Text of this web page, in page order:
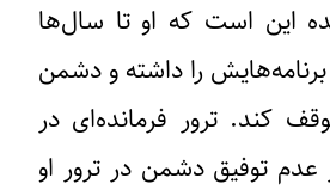
این است که او تا سال‌ها
را داشته و دشمن
کند. ترور فرمانده‌ای در
توفیق دشمن در ترور او